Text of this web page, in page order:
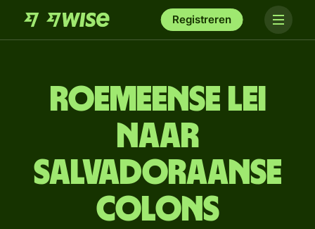
Registreren
Roemeense lei
naar
Salvadoraanse
colons